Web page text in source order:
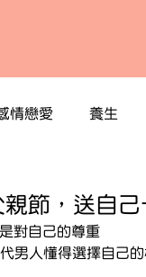
情戀愛 養生
親節，送自
對自己的尊重
男人懂得選擇自己